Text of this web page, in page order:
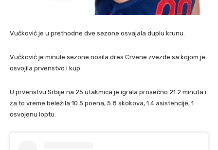
Vučković je u prethodne dve sezone osvajala duplu krunu.
Vučković je minule sezone nosila dres Crvene zvezde sa kojom je
osvojila prvenstvo i kup.
U prvenstvu Srbije na 25 utakmica je igrala prosečno 21.2 minuta i
za to vreme beležila 10.5 poena, 5.8 skokova, 1.4 asistencije, 1
osvojenu loptu.